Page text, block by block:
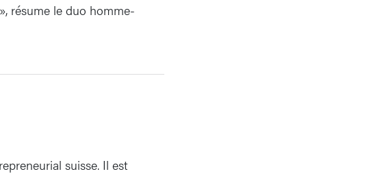
résume le duo homme-
suisse. Il est